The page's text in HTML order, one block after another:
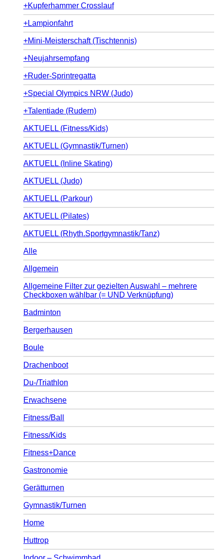
+Kupferhammer Crosslauf
+Lampionfahrt
+Mini-Meisterschaft (Tischtennis)
+Neujahrsempfang
+Ruder-Sprintregatta
+Special Olympics NRW (Judo)
+Talentiade (Rudern)
AKTUELL (Fitness/Kids)
AKTUELL (Gymnastik/Turnen)
AKTUELL (Inline Skating)
AKTUELL (Judo)
AKTUELL (Parkour)
AKTUELL (Pilates)
AKTUELL (Rhyth.Sportgymnastik/Tanz)
Alle
Allgemein
Allgemeine Filter zur gezielten Auswahl – mehrere
Checkboxen wählbar (= UND Verknüpfung)
Badminton
Bergerhausen
Boule
Drachenboot
Du-/Triathlon
Erwachsene
Fitness/Ball
Fitness/Kids
Fitness+Dance
Gastronomie
Gerätturnen
Gymnastik/Turnen
Home
Huttrop